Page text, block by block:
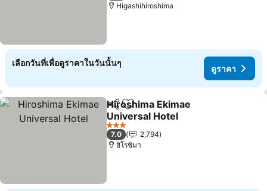
Higashihiroshima
เลือกวันที่เพื่อดูราคาในวันนั้นๆ
ดูราคา
แชร์ เพิ่มในรายการโปรด
Hiroshima Ekimae
Universal Hotel
ดูราคา
3 ดาว
7.0
2,794
ฮิโรชิมา